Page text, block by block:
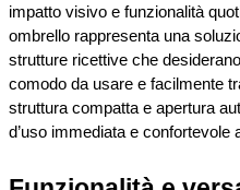
impatto visivo e funzionalità
ombrello rappresenta una
strutture ricettive che
comodo da usare e facilmente
struttura compatta e apertura
d’uso immediata e confortevole